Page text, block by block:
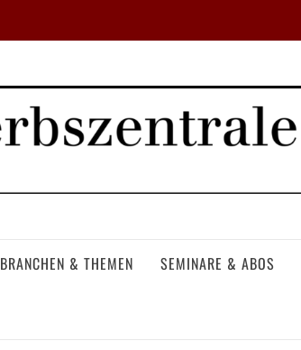
BRANCHEN & THEMEN SEMINARE & ABOS